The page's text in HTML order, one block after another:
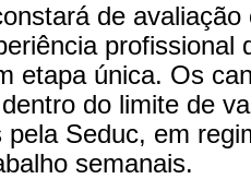
de avaliação
profissional
etapa única. Os
do limite de
pela Seduc, em
semanais.